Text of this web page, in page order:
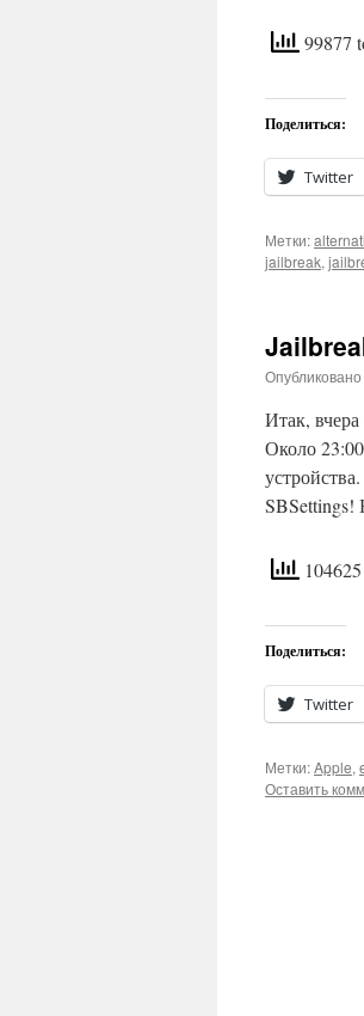
99877
Поделиться:
Twitter
Метки:
jailbreak,
Опубликовано
Итак,
Около
Поделиться:
Twitter
Метки:Apple,
Оставить